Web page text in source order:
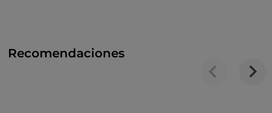
Recomendaciones